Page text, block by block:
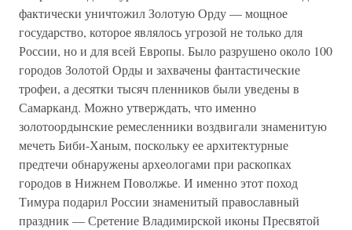
фактически уничтожил Золотую Орду — мощное
государство, которое являлось угрозой не только для
России, но и для всей Европы. Было разрушено около 100
городов Золотой Орды и захвачены фантастические
трофеи, а десятки тысяч пленников были уведены в
Самарканд. Можно утверждать, что именно
золотоордынские ремесленники воздвигали знаменитую
мечеть Биби-Ханым, поскольку ее архитектурные
предтечи обнаружены археологами при раскопках
городов в Нижнем Поволжье. И именно этот поход
Тимура подарил России знаменитый православный
праздник — Сретение Владимирской иконы Пресвятой